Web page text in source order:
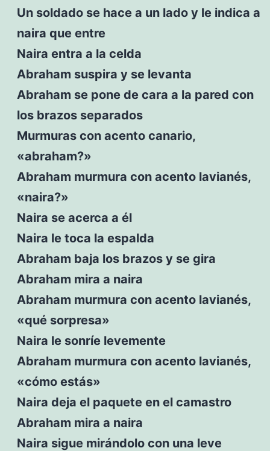
Un soldado se hace a un lado y le indica a
naira que entre
Naira entra a la celda
Abraham suspira y se levanta
Abraham se pone de cara a la pared con
los brazos separados
Murmuras con acento canario,
«abraham?»
Abraham murmura con acento lavianés,
«naira?»
Naira se acerca a él
Naira le toca la espalda
Abraham baja los brazos y se gira
Abraham mira a naira
Abraham murmura con acento lavianés,
«qué sorpresa»
Naira le sonríe levemente
Abraham murmura con acento lavianés,
«cómo estás»
Naira deja el paquete en el camastro
Abraham mira a naira
Naira sigue mirándolo con una leve